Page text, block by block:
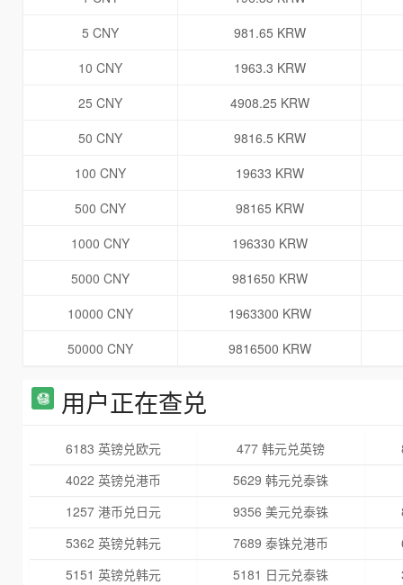
5 CNY
981.65 KRW
10 CNY
1963.3 KRW
25 CNY
4908.25 KRW
50 CNY
9816.5 KRW
100 CNY
19633 KRW
500 CNY
98165 KRW
1000 CNY
196330 KRW
5000 CNY
981650 KRW
10000 CNY
1963300 KRW
50000 CNY
9816500 KRW
用户正在查兑
6183 英镑兑欧元 477 韩元兑英镑
4022 英镑兑港币
5629 韩元兑泰铢
1257 港币兑日元
9356 美元兑泰铢
5362 英镑兑韩元
7689 泰铢兑港币
5151 英镑兑韩元
5181 日元兑泰铢